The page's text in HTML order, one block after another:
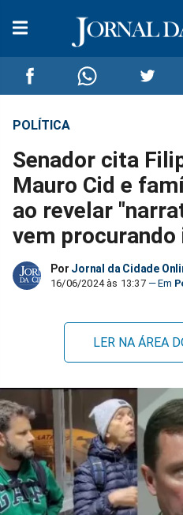
Compartilhar
no
Facebook
Compartilhar
no
Whatsapp
no
Twitter
POLÍTICA
Senador cita
Mauro Cid e
ao revelar
vem procurando
Por Jornal da Cidade
16/06/2024 às 13:37
LER NA ÁREA